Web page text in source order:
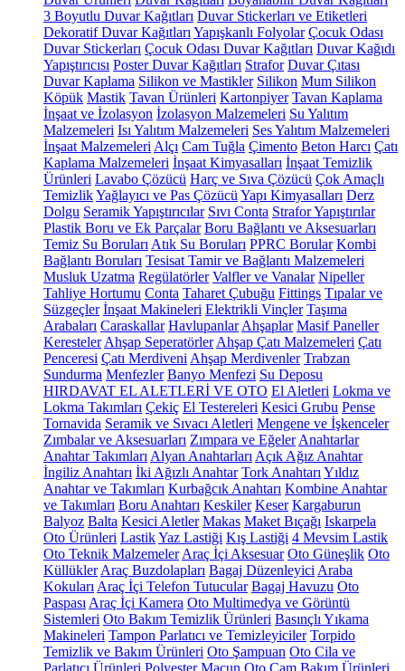
3 Boyutlu Duvar Kağıtları Duvar Stickerları ve Etiketleri
Dekoratif Duvar Kağıtları Yapışkanlı Folyolar Çocuk Odası
Duvar Stickerları Çocuk Odası Duvar Kağıtları Duvar Kağıdı
Yapıştırıcısı Poster Duvar Kağıtları Strafor Duvar Çıtası
Duvar Kaplama Silikon ve Mastikler Silikon Mum Silikon
Köpük Mastik Tavan Ürünleri Kartonpiyer Tavan Kaplama
İnşaat ve İzolasyon İzolasyon Malzemeleri Su Yalıtım
Malzemeleri Isı Yalıtım Malzemeleri Ses Yalıtım Malzemeleri
İnşaat Malzemeleri Alçı Cam Tuğla Çimento Beton Harcı Çatı
Kaplama Malzemeleri İnşaat Kimyasalları İnşaat Temizlik
Ürünleri Lavabo Çözücü Harç ve Sıva Çözücü Çok Amaçlı
TemizlikYağlayıcı ve Pas Çözücü Yapı Kimyasalları Derz
Dolgu Seramik Yapıştırıcılar Sıvı Conta Strafor Yapıştırılar
Plastik Boru ve Ek Parçalar Boru Bağlantı ve Aksesuarları
Temiz Su Boruları Atık Su Boruları PPRC Borular Kombi
Bağlantı Boruları Tesisat Tamir ve Bağlantı Malzemeleri
Musluk Uzatma Regülatörler Valfler ve Vanalar Nipeller
Tahliye Hortumu Conta Taharet Çubuğu Fittings Tıpalar ve
Süzgeçler İnşaat Makineleri Elektrikli Vinçler Taşıma
Arabaları Caraskallar Havlupanlar Ahşaplar Masif Paneller
Keresteler Ahşap Seperatörler Ahşap Çatı Malzemeleri Çatı
Penceresi Çatı Merdiveni Ahşap Merdivenler Trabzan
Sundurma Menfezler Banyo Menfezi Su Deposu
HIRDAVAT EL ALETLERİ VE OTO El Aletleri Lokma ve
Lokma Takımları Çekiç El Testereleri Kesici Grubu Pense
Tornavida Seramik ve Sıvacı Aletleri Mengene ve İşkenceler
Zımbalar ve Aksesuarları Zımpara ve Eğeler Anahtarlar
Anahtar Takımları Alyan Anahtarları Açık Ağız Anahtar
İngiliz Anahtarı İki Ağızlı Anahtar Tork Anahtarı Yıldız
Anahtar ve Takımları Kurbağcık Anahtarı Kombine Anahtar
ve Takımları Boru Anahtarı Keskiler Keser Kargaburun
Balyoz Balta Kesici Aletler Makas Maket Bıçağı Iskarpela
Oto Ürünleri LastikYaz Lastiği Kış Lastiği 4 Mevsim Lastik
Oto Teknik Malzemeler Araç İçi Aksesuar Oto Güneşlik Oto
Küllükler Araç Buzdolapları Bagaj Düzenleyici Araba
Kokuları Araç İçi Telefon Tutucular Bagaj Havuzu Oto
Paspası Araç İçi Kamera Oto Multimedya ve Görüntü
Sistemleri Oto Bakım Temizlik Ürünleri Basınçlı Yıkama
Makineleri Tampon Parlatıcı ve Temizleyiciler Torpido
Temizlik ve Bakım Ürünleri Oto Şampuan Oto Cila ve
Parlatıcı Ürünleri Polyester Macun Oto Cam Bakım Ürünleri